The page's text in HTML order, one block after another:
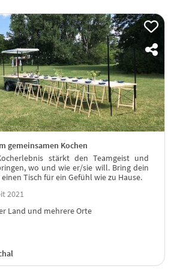
gemeinsamen Kochen
stärkt den Teamgeist und
wo und wie er/sie will. Bring dein
Tisch für ein Gefühl wie zu Hause.
2021
Land und mehrere Orte